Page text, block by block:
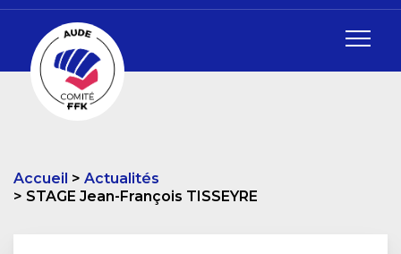
Accueil
Actualités
STAGE Jean-François TISSEYRE